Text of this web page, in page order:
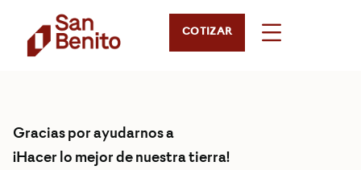
COTIZAR
Gracias por ayudarnos a
¡Hacer lo mejor de nuestra tierra!